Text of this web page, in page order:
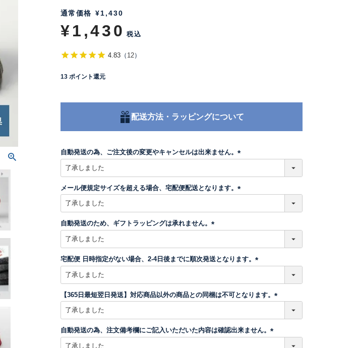
通常価格 ¥1,430
¥1,430 税込
4.83 （ 12）
13 ポイント還元
配送方法・ラッピングについて
自動発送の為、ご注文後の変更やキャンセルは出来ません。
)
メール便規定サイズを超える場合、宅配便配送となります。
)
自動発送のため、ギフトラッピングは承れません。
須
)
宅配便 日時指定がない場合、2-4日後までに順次発送となります。
須
)
【365日最短翌日発送】対応商品以外の商品との同梱は不可となります。
)
自動発送の為、注文備考欄にご記入いただいた内容は確認出来ません。